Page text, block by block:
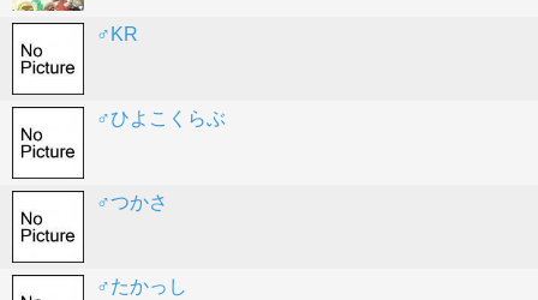
♂KR
♂ひよこくらぶ
♂つかさ
♂たかっし